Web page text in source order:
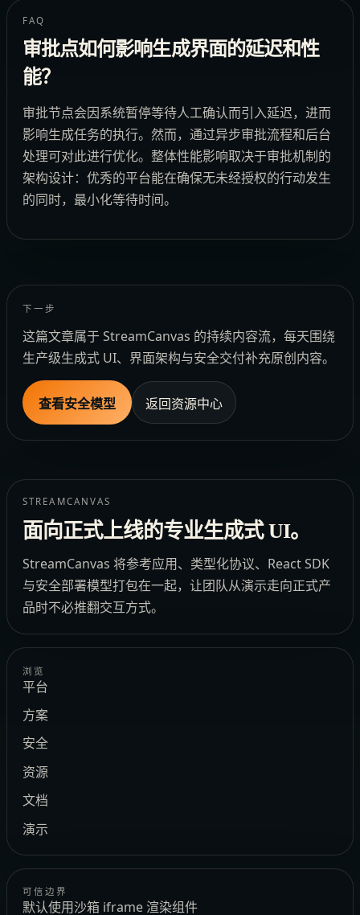
FAQ
审批点如何影响生成界面的延迟和性
能？
审批节点会因系统暂停等待人工确认而引入延迟，进而
影响生成任务的执行。然而，通过异步审批流程和后台
处理可对此进行优化。整体性能影响取决于审批机制的
架构设计：优秀的平台能在确保无未经授权的行动发生
的同时，最小化等待时间。
下一步
这篇文章属于 StreamCanvas 的持续内容流，每天围绕
生产级生成式 UI、界面架构与安全交付补充原创内容。
查看安全模型 返回资源中心
STREAMCANVAS
面向正式上线的专业生成式 UI。
StreamCanvas 将参考应用、类型化协议、React SDK
与安全部署模型打包在一起，让团队从演示走向正式产
品时不必推翻交互方式。
浏览
平台
方案
安全
资源
文档
演示
可信边界
默认使用沙箱 iframe 渲染组件